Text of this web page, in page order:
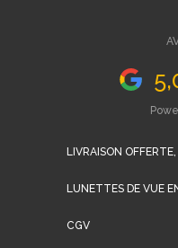
LIVRAISON
LUNETTES DE VUE
CGV